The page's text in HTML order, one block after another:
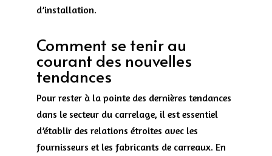
d’installation.
Comment se tenir au
courant des nouvelles
tendances
Pour rester à la pointe des dernières tendances
dans le secteur du carrelage, il est essentiel
d’établir des relations étroites avec les
fournisseurs et les fabricants de carreaux. En